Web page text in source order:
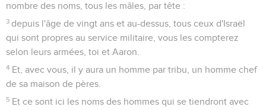
nombre des noms, tous les mâles, par tête :
3 depuis l'âge de vingt ans et au-dessus, tous ceux d'Israël
qui sont propres au service militaire, vous les compterez
selon leurs armées, toi et Aaron.
4 Et, avec vous, il y aura un homme par tribu, un homme chef
de sa maison de pères.
5 Et ce sont ici les noms des hommes qui se tiendront avec